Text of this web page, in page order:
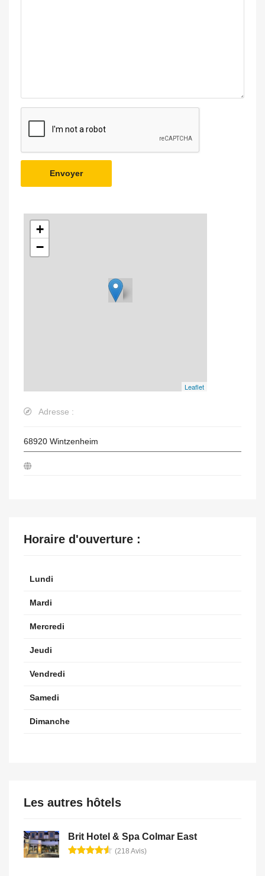
Envoyer
+
−
Leaflet
Adresse :
68920 Wintzenheim
Horaire d'ouverture :
Lundi
Mardi
Mercredi
Jeudi
Vendredi
Samedi
Dimanche
Les autres hôtels
Brit Hotel & Spa Colmar East
(218 Avis)